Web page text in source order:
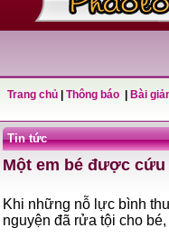
Trang chủ Thông báo Bài
Tin tức
Một em bé được
Khi những nỗ lực bình
nguyện đã rửa tội cho